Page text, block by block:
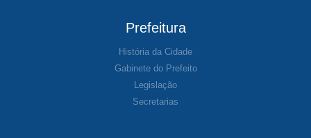
Prefeitura
História da Cidade
Gabinete do Prefeito
Legislação
Secretarias